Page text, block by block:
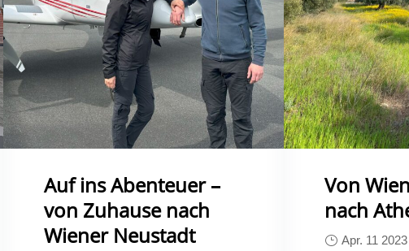
Auf ins Abenteuer –
von Zuhause nach
Wiener Neustadt
Von
nach
Apr. 11 2023